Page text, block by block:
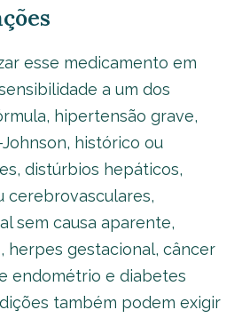
esse medicamento em
a um dos
hipertensão grave,
histórico ou
distúrbios hepáticos,
cerebrovasculares,
sem causa aparente,
herpes gestacional, câncer
endométrio e diabetes
também podem exigir